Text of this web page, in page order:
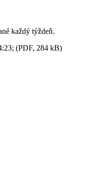
každý týždeň.
(PDF, 284 kB)